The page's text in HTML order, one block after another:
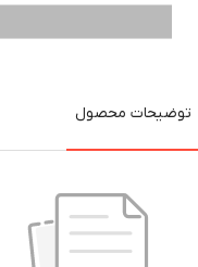
توضیحات محصول